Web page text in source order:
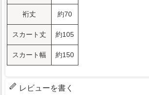
裄丈 約70
スカート丈 約105
スカート幅 約150
レビューを書く